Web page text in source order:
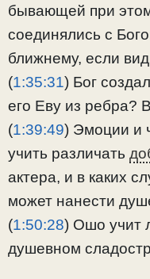
бывающей при
соединялись с
ближнему, если
(1:35:31) Бог
его Еву из ребра?
(1:39:49) Эмоции и
учить различать
актера, и в каких
может нанести
(1:50:28) Ошо учит
душевном